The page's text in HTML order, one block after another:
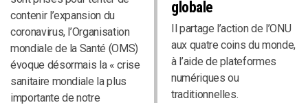
globale
Il partage l’action de l’ONU
aux quatre coins du monde,
à l’aide de plateformes
numériques ou
traditionnelles.
contenir l’expansion du
coronavirus, l’Organisation
mondiale de la Santé (OMS)
évoque désormais la « crise
sanitaire mondiale la plus
importante de notre